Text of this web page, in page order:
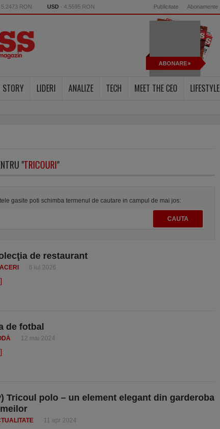
5.2473 RON USD - 4.5595 RON Publicitate Abonamente
ABONARE
STORY LIDERI ANALIZE TECH MEET THE CEO LIFESTYLE
"TRICOURI"
gasite poti schimba termenul de cautare in campul de mai jos:
de restaurant
6 iul 2026
de fotbal
12 mai 2024
Tricoul polo – un element elegant din garderoba
11 apr 2024